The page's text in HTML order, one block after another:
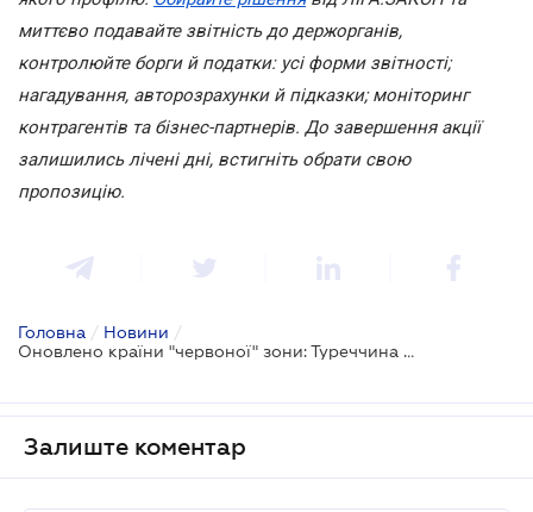
миттєво подавайте звітність до держорганів,
контролюйте борги й податки: усі форми звітності;
нагадування, авторозрахунки й підказки; моніторинг
контрагентів та бізнес-партнерів. До завершення акції
залишились лічені дні, встигніть обрати свою
пропозицію.
Головна / Новини /
Оновлено країни "червоної" зони: Туреччина опинилася у червоній
Залиште коментар